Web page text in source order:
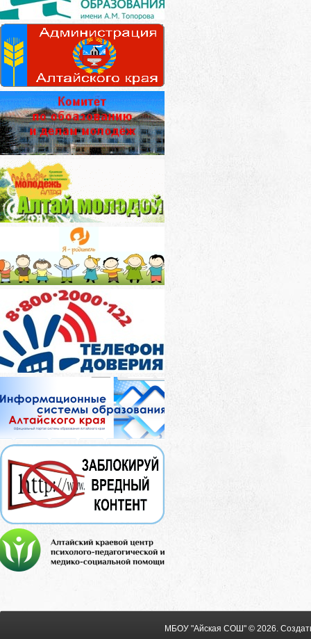
МБОУ "Айская СОШ" © 2026.